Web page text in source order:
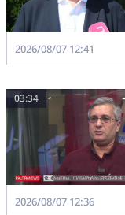
2026/08/07 12:41
03:34
2026/08/07 12:36